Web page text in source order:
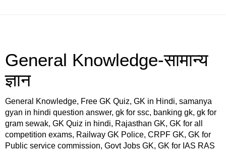
General Knowledge-सामान्य
ज्ञान
General Knowledge, Free GK Quiz, GK in Hindi, samanya
gyan in hindi question answer, gk for ssc, banking gk, gk for
gram sewak, GK Quiz in hindi, Rajasthan GK, GK for all
competition exams, Railway GK Police, CRPF GK, GK for
Public service commission, Govt Jobs GK, GK for IAS RAS